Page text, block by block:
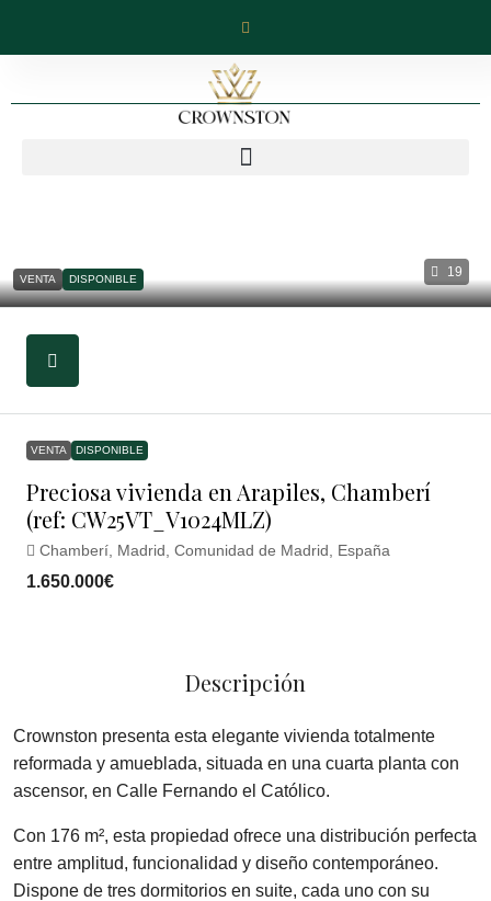
19
VENTA DISPONIBLE
VENTA DISPONIBLE
Preciosa vivienda en Arapiles, Chamberí
(ref: CW25VT_V1024MLZ)
Chamberí, Madrid, Comunidad de Madrid, España
1.650.000€
Descripción
Crownston presenta esta elegante vivienda totalmente
reformada y amueblada, situada en una cuarta planta con
ascensor, en Calle Fernando el Católico.
Con 176 m², esta propiedad ofrece una distribución perfecta
entre amplitud, funcionalidad y diseño contemporáneo.
Dispone de tres dormitorios en suite, cada uno con su